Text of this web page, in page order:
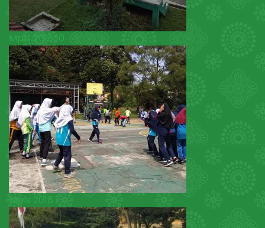
Mpls 2018 10
Mpls 2018 1